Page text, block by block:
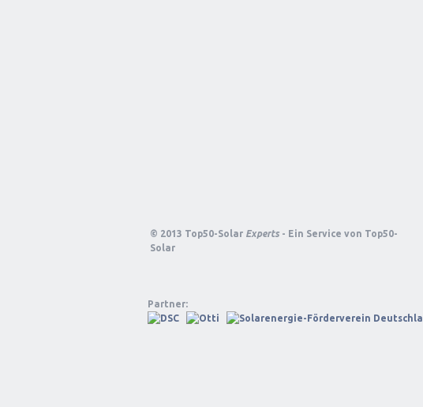
© 2013 Top50-Solar Experts - Ein Service von Top50-
Solar
Partner: